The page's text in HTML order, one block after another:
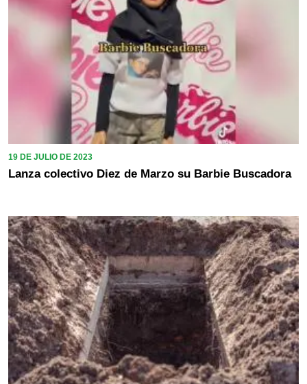
19 DE JULIO DE 2023
Lanza colectivo Diez de Marzo su Barbie Buscadora